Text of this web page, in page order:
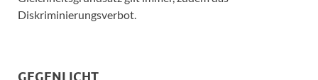
Diskriminierungsverbot.
GEGENLICHT